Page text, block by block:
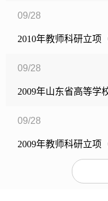
09/28
2010年教师科研立项
09/28
2009年山东省高等学
09/28
2009年教师科研立项